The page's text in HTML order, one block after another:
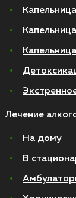
Лечение
На дому
В